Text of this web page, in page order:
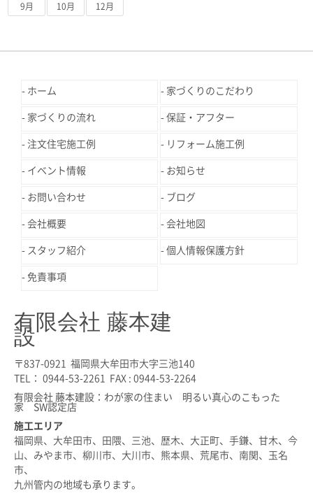
9月 10月 12月
ホーム 家づくりのこだわり
家づくりの流れ 保証・アフター
注文住宅施工例 リフォーム施工例
イベント情報 お知らせ
お問い合わせ ブログ
会社概要 会社地図
スタッフ紹介 個人情報保護方針
免責事項
有限会社 藤本建
設
〒837-0921 福岡県大牟田市大字三池140
TEL： 0944-53-2261 FAX : 0944-53-2264
有限会社 藤本建設：わが家の住まい 明るい真心のこもった
家 SW認定店
施工エリア
福岡県、大牟田市、田隈、三池、歴木、大正町、手鎌、甘木、今
山、みやま市、柳川市、大川市、熊本県、荒尾市、南関、玉名
市、
九州管内の地域も承ります。